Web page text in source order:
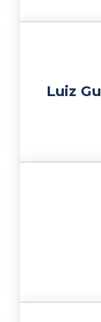
Luiz